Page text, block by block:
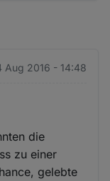
Aug 2016 - 14:48
die
zu einer
gelebte